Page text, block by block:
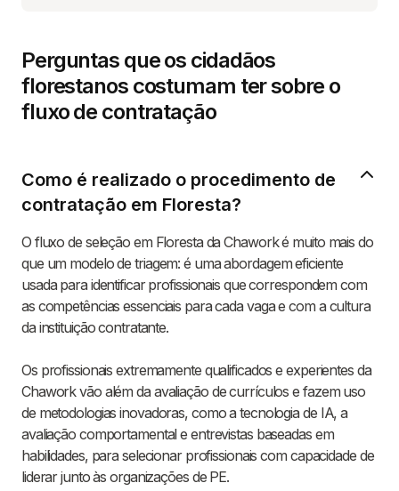
Perguntas que os cidadãos
florestanos costumam ter sobre o
fluxo de contratação
Como é realizado o procedimento de
contratação em Floresta?
O fluxo de seleção em Floresta da Chawork é muito mais do
que um modelo de triagem: é uma abordagem eficiente
usada para identificar profissionais que correspondem com
as competências essenciais para cada vaga e com a cultura
da instituição contratante.
Os profissionais extremamente qualificados e experientes da
Chawork vão além da avaliação de currículos e fazem uso
de metodologias inovadoras, como a tecnologia de IA, a
avaliação comportamental e entrevistas baseadas em
habilidades, para selecionar profissionais com capacidade de
liderar junto às organizações de PE.